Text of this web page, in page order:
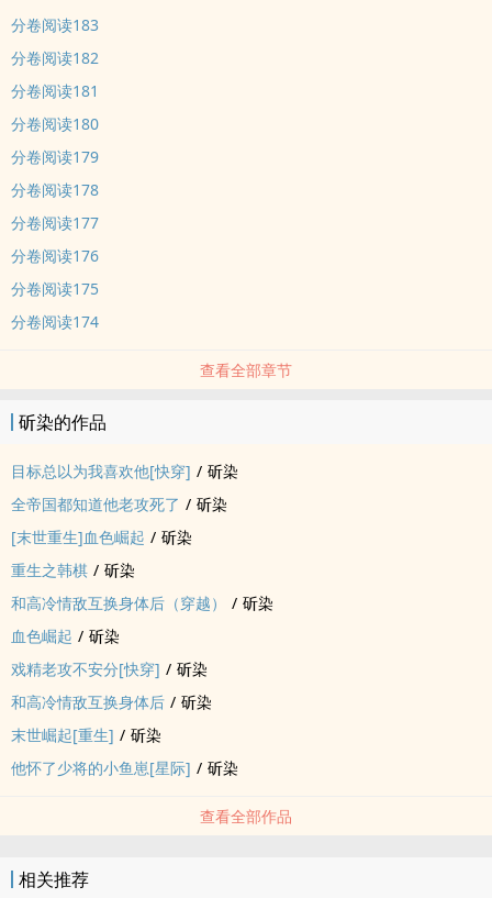
文不影响阅读
内容标签： 穿越时空 星际 系统 快穿
分卷阅读183
分卷阅读182
分卷阅读181
分卷阅读180
分卷阅读179
分卷阅读178
分卷阅读177
分卷阅读176
分卷阅读175
分卷阅读174
查看全部章节
斫染的作品
目标总以为我喜欢他[快穿] / 斫染
全帝国都知道他老攻死了 / 斫染
[末世重生]血色崛起 / 斫染
重生之韩棋 / 斫染
和高冷情敌互换身体后（穿越）
/ 斫染
血色崛起 / 斫染
戏精老攻不安分[快穿] / 斫染
和高冷情敌互换身体后 / 斫染
末世崛起[重生] / 斫染
他怀了少将的小鱼崽[星际] / 斫染
查看全部作品
相关推荐